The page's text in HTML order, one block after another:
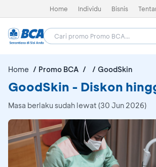
Home Individu Bisnis
Home Promo BCA GoodSkin
GoodSkin - Diskon
Masa berlaku sudah lewat (30 Jun 2026)